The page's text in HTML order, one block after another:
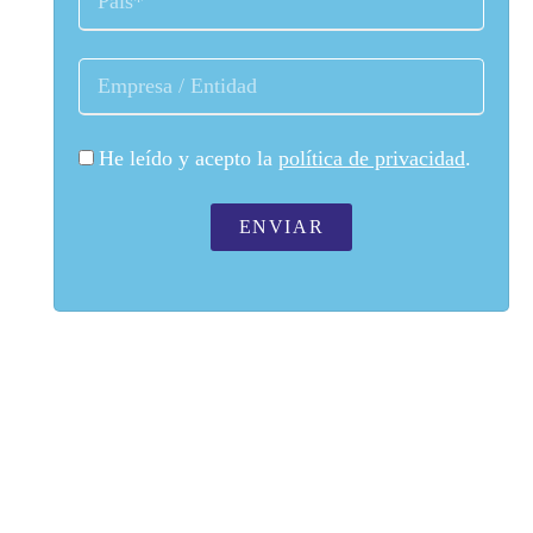
He leído y acepto la política de privacidad.
ENVIAR